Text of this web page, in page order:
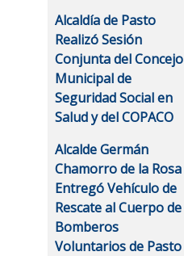
Alcaldía de Pasto
Realizó Sesión
Conjunta del Concejo
Municipal de
Seguridad Social en
Salud y del COPACO
Alcalde Germán
Chamorro de la Rosa
Entregó Vehículo de
Rescate al Cuerpo de
Bomberos
Voluntarios de Pasto